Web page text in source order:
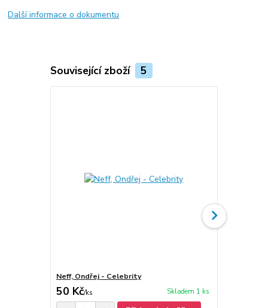
Další informace o dokumentu
Související zboží 5
Neff, Ondřej - Celebrity
50 Kč/ks Skladem 1 ks